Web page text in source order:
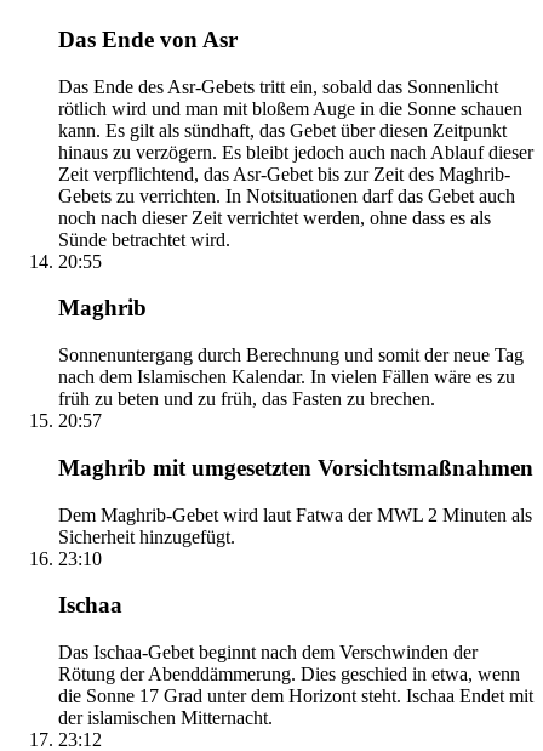
Das Ende von Asr
Das Ende des Asr-Gebets tritt ein, sobald das Sonnenlicht
rötlich wird und man mit bloßem Auge in die Sonne schauen
kann. Es gilt als sündhaft, das Gebet über diesen Zeitpunkt
hinaus zu verzögern. Es bleibt jedoch auch nach Ablauf dieser
Zeit verpflichtend, das Asr-Gebet bis zur Zeit des Maghrib-
Gebets zu verrichten. In Notsituationen darf das Gebet auch
noch nach dieser Zeit verrichtet werden, ohne dass es als
Sünde betrachtet wird.
20:55
Maghrib
Sonnenuntergang durch Berechnung und somit der neue Tag
nach dem Islamischen Kalendar. In vielen Fällen wäre es zu
früh zu beten und zu früh, das Fasten zu brechen.
20:57
Maghrib mit umgesetzten Vorsichtsmaßnahmen
Dem Maghrib-Gebet wird laut Fatwa der MWL 2 Minuten als
Sicherheit hinzugefügt.
23:10
Ischaa
Das Ischaa-Gebet beginnt nach dem Verschwinden der
Rötung der Abenddämmerung. Dies geschied in etwa, wenn
die Sonne 17 Grad unter dem Horizont steht. Ischaa Endet mit
der islamischen Mitternacht.
23:12